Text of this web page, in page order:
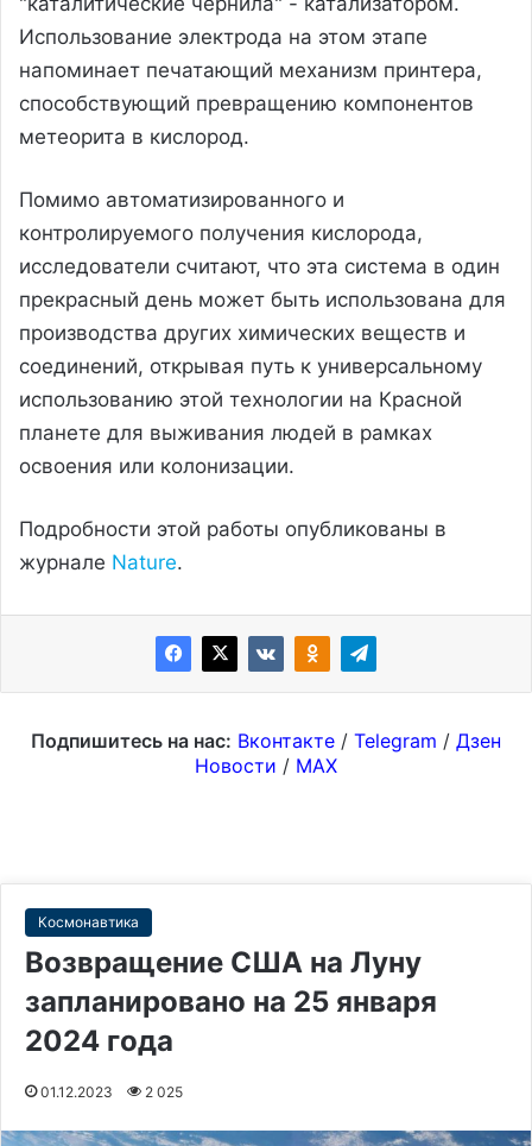
Использование электрода на этом этапе
напоминает печатающий механизм принтера,
способствующий превращению компонентов
метеорита в кислород.
Помимо автоматизированного и
контролируемого получения кислорода,
исследователи считают, что эта система в один
прекрасный день может быть использована для
производства других химических веществ и
соединений, открывая путь к универсальному
использованию этой технологии на Красной
планете для выживания людей в рамках
освоения или колонизации.
Подробности этой работы опубликованы в
журнале Nature.
Подпишитесь на нас: Вконтакте / Telegram / Дзен
Новости / MAX